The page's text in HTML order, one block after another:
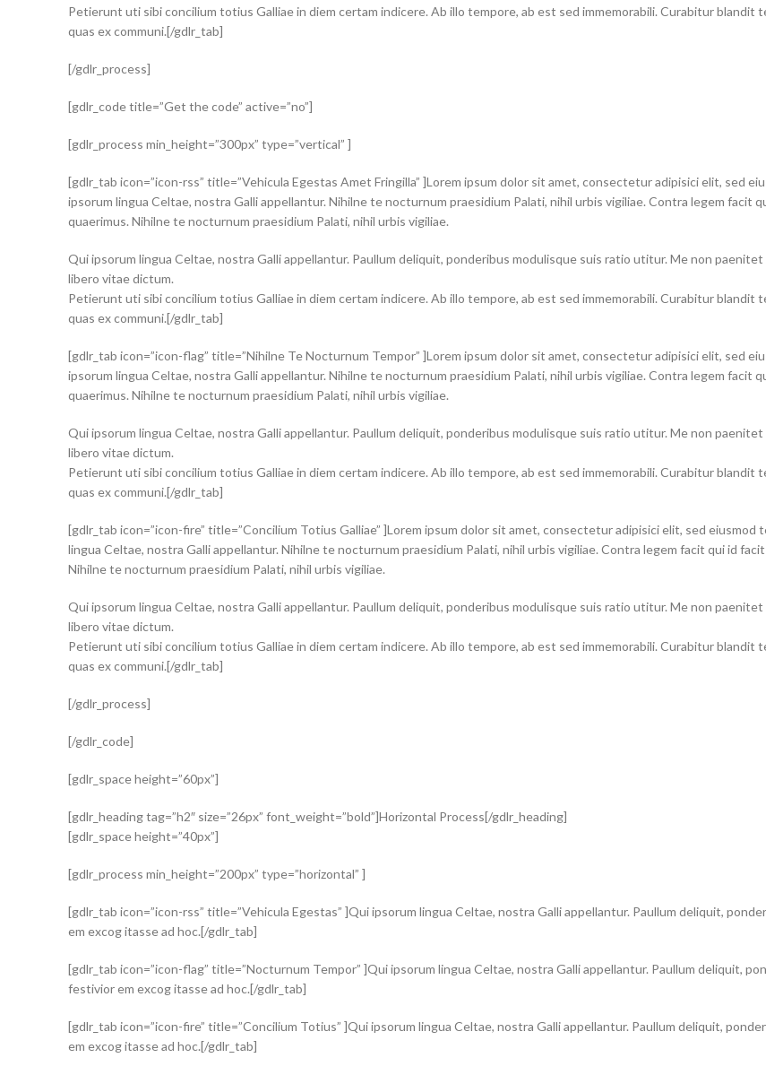
Petierunt uti sibi concilium totius Galliae in diem certam indicere. Ab illo tempore, ab est sed immemorabili. Curabitur blandit
quas ex communi.[/gdlr_tab]
[/gdlr_process]
[gdlr_code title=”Get the code” active=”no”]
[gdlr_process min_height=”300px” type=”vertical” ]
[gdlr_tab icon=”icon-rss” title=”Vehicula Egestas Amet Fringilla” ]Lorem ipsum dolor sit amet, consectetur adipisici elit, sed
ipsorum lingua Celtae, nostra Galli appellantur. Nihilne te nocturnum praesidium Palati, nihil urbis vigiliae. Contra legem facit
quaerimus. Nihilne te nocturnum praesidium Palati, nihil urbis vigiliae.
Qui ipsorum lingua Celtae, nostra Galli appellantur. Paullum deliquit, ponderibus modulisque suis ratio utitur. Me non
libero vitae dictum.
Petierunt uti sibi concilium totius Galliae in diem certam indicere. Ab illo tempore, ab est sed immemorabili. Curabitur blandit
quas ex communi.[/gdlr_tab]
[gdlr_tab icon=”icon-flag” title=”Nihilne Te Nocturnum Tempor” ]Lorem ipsum dolor sit amet, consectetur adipisici elit, sed
ipsorum lingua Celtae, nostra Galli appellantur. Nihilne te nocturnum praesidium Palati, nihil urbis vigiliae. Contra legem facit
quaerimus. Nihilne te nocturnum praesidium Palati, nihil urbis vigiliae.
Qui ipsorum lingua Celtae, nostra Galli appellantur. Paullum deliquit, ponderibus modulisque suis ratio utitur. Me non
libero vitae dictum.
Petierunt uti sibi concilium totius Galliae in diem certam indicere. Ab illo tempore, ab est sed immemorabili. Curabitur blandit
quas ex communi.[/gdlr_tab]
[gdlr_tab icon=”icon-fire” title=”Concilium Totius Galliae” ]Lorem ipsum dolor sit amet, consectetur adipisici elit, sed
lingua Celtae, nostra Galli appellantur. Nihilne te nocturnum praesidium Palati, nihil urbis vigiliae. Contra legem facit qui id
Nihilne te nocturnum praesidium Palati, nihil urbis vigiliae.
Qui ipsorum lingua Celtae, nostra Galli appellantur. Paullum deliquit, ponderibus modulisque suis ratio utitur. Me non
libero vitae dictum.
Petierunt uti sibi concilium totius Galliae in diem certam indicere. Ab illo tempore, ab est sed immemorabili. Curabitur blandit
quas ex communi.[/gdlr_tab]
[/gdlr_process]
[/gdlr_code]
[gdlr_space height=”60px”]
[gdlr_heading tag=”h2″ size=”26px” font_weight=”bold”]Horizontal Process[/gdlr_heading]
[gdlr_space height=”40px”]
[gdlr_process min_height=”200px” type=”horizontal” ]
[gdlr_tab icon=”icon-rss” title=”Vehicula Egestas” ]Qui ipsorum lingua Celtae, nostra Galli appellantur. Paullum deliquit,
em excog itasse ad hoc.[/gdlr_tab]
[gdlr_tab icon=”icon-flag” title=”Nocturnum Tempor” ]Qui ipsorum lingua Celtae, nostra Galli appellantur. Paullum deliquit,
festivior em excog itasse ad hoc.[/gdlr_tab]
[gdlr_tab icon=”icon-fire” title=”Concilium Totius” ]Qui ipsorum lingua Celtae, nostra Galli appellantur. Paullum deliquit,
em excog itasse ad hoc.[/gdlr_tab]